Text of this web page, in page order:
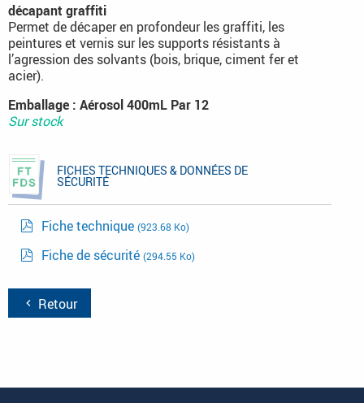
décapant graffiti
Permet de décaper en profondeur les graffiti, les
peintures et vernis sur les supports résistants à
l’agression des solvants (bois, brique, ciment fer et
acier).
Emballage : Aérosol 400mL Par 12
Sur stock
FICHES TECHNIQUES & DONNÉES DE
SÉCURITÉ
Fiche technique (923.68 Ko)
Fiche de sécurité (294.55 Ko)
Retour